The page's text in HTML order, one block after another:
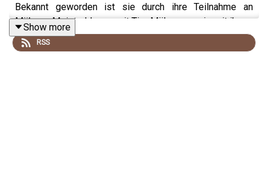
Bekannt geworden ist sie durch ihre Teilnahme an
Mälzers Meisterklasse mit Tim Mälzer, wo sie mit ihrem
Fokus auf Gemüse bis ins Finale kam.
Show more
RSS